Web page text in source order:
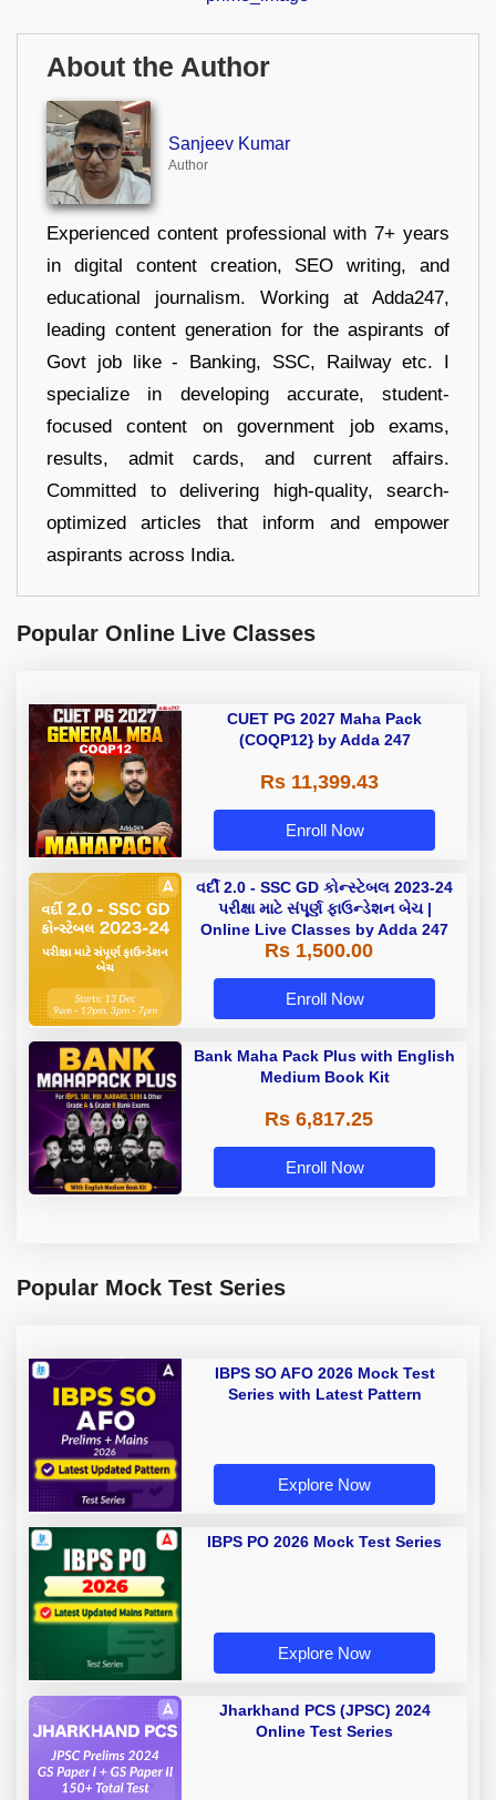
About the Author
Sanjeev Kumar
Author
Experienced content professional with 7+ years
in digital content creation, SEO writing, and
educational journalism. Working at Adda247,
leading content generation for the aspirants of
Govt job like - Banking, SSC, Railway etc. I
specialize in developing accurate, student-
focused content on government job exams,
results, admit cards, and current affairs.
Committed to delivering high-quality, search-
optimized articles that inform and empower
aspirants across India.
Popular Online Live Classes
CUET PG 2027 Maha Pack
(COQP12} by Adda 247
Rs 11,399.43
Enroll Now
વર્દી 2.0 - SSC GD કોન્સ્ટેબલ 2023-24
પરીક્ષા માટે સંપૂર્ણ ફાઉન્ડેશન બેચ |
Online Live Classes by Adda 247
Rs 1,500.00
Enroll Now
Bank Maha Pack Plus with English
Medium Book Kit
Rs 6,817.25
Enroll Now
Popular Mock Test Series
IBPS SO AFO 2026 Mock Test
Series with Latest Pattern
Explore Now
IBPS PO 2026 Mock Test Series
Explore Now
Jharkhand PCS (JPSC) 2024
Online Test Series